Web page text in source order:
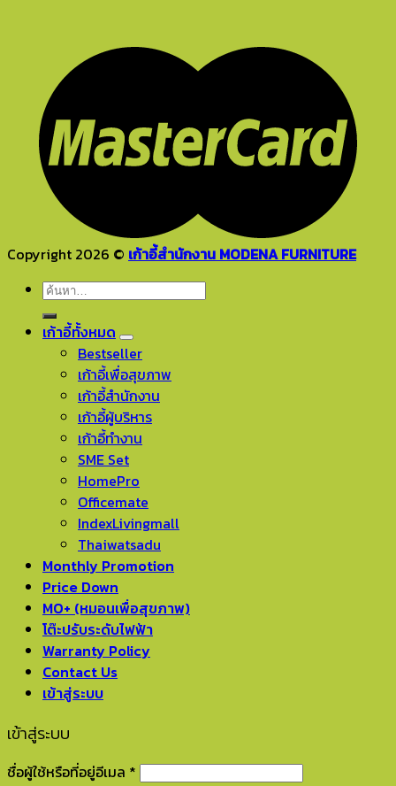
Copyright 2026 © เก้าอี้สำนักงาน MODENA FURNITURE
ค้นหา:
เก้าอี้ทั้งหมด
Bestseller
เก้าอี้เพื่อสุขภาพ
เก้าอี้สำนักงาน
เก้าอี้ผู้บริหาร
เก้าอี้ทำงาน
SME Set
HomePro
Officemate
IndexLivingmall
Thaiwatsadu
Monthly Promotion
Price Down
MO+ (หมอนเพื่อสุขภาพ)
โต๊ะปรับระดับไฟฟ้า
Warranty Policy
Contact Us
เข้าสู่ระบบ
เข้าสู่ระบบ
ชื่อผู้ใช้หรือที่อยู่อีเมล *